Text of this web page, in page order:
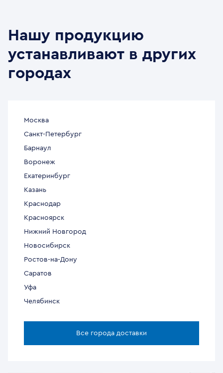
Нашу продукцию
устанавливают в других
городах
Москва
Санкт-Петербург
Барнаул
Воронеж
Екатеринбург
Казань
Краснодар
Красноярск
Нижний Новгород
Новосибирск
Ростов-на-Дону
Саратов
Уфа
Челябинск
Все города доставки